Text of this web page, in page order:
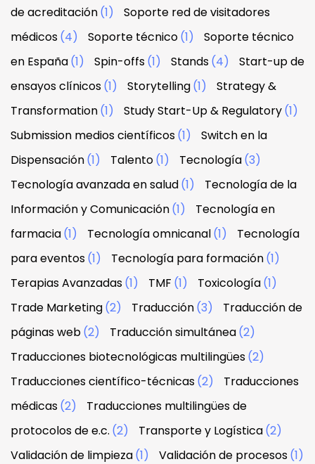
de acreditación(1)
Soporte red de visitadores
médicos(4) Soporte técnico(1)
Soporte técnico
en España(1) Spin-offs(1) Stands(4)
Start-up de
ensayos clínicos(1) Storytelling(1)
Strategy &
Transformation(1) Study Start-Up & Regulatory(1)
Submission medios científicos(1)
Switch en la
Dispensación(1) Talento(1) Tecnología(3)
Tecnología avanzada en salud(1)
Tecnología de la
Información y Comunicación(1)
Tecnología en
farmacia(1) Tecnología omnicanal(1)
Tecnología
para eventos(1) Tecnología para formación(1)
Terapias Avanzadas(1) TMF (1) Toxicología(1)
Trade Marketing(2) Traducción(3)
Traducción de
páginas web(2) Traducción simultánea(2)
Traducciones biotecnológicas multilingües(2)
Traducciones científico-técnicas(2)
Traducciones
médicas(2)
Traducciones multilingües de
protocolos de e.c. (2) Transporte y Logística(2)
Validación de limpieza(1) Validación de procesos(1)